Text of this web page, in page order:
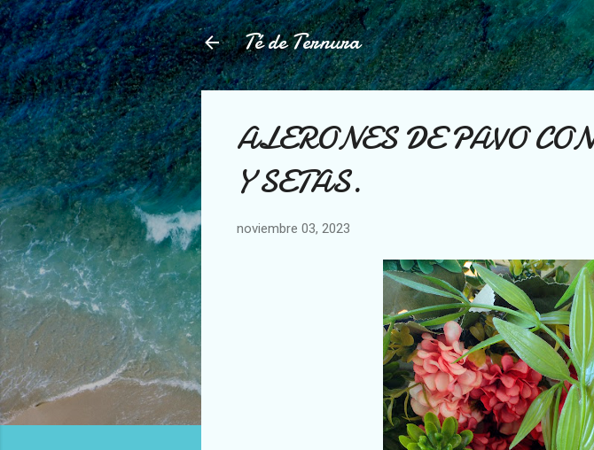
Ir al
Té de Ternura
ALERONES DE PAVO
Y SETAS.
noviembre 03, 2023